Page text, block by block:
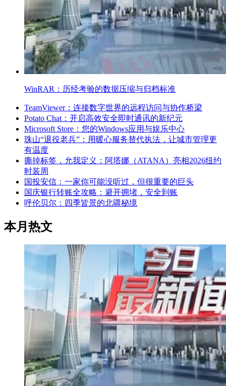
WinRAR：历经考验的数据压缩与归档标准
TeamViewer：连接数字世界的远程访问与协作桥梁
Potato Chat：开启高效安全即时通讯的新纪元
Microsoft Store：您的Windows应用与娱乐中心
珠山“退役老兵”：用暖心服务替代执法，让城市管理更
有温度
撕掉标签，允我定义：阿塔娜（ATANA）亮相2026纽约
时装周
国投安信：一家你可能没听过，但很重要的巨头
国庆银行转账全攻略：避开拥堵，安全到账
呼伦贝尔：四季皆景的北疆秘境
本月热文